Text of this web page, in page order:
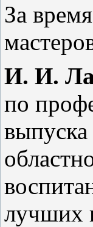
За
И. И.
по
выпуска
лучших